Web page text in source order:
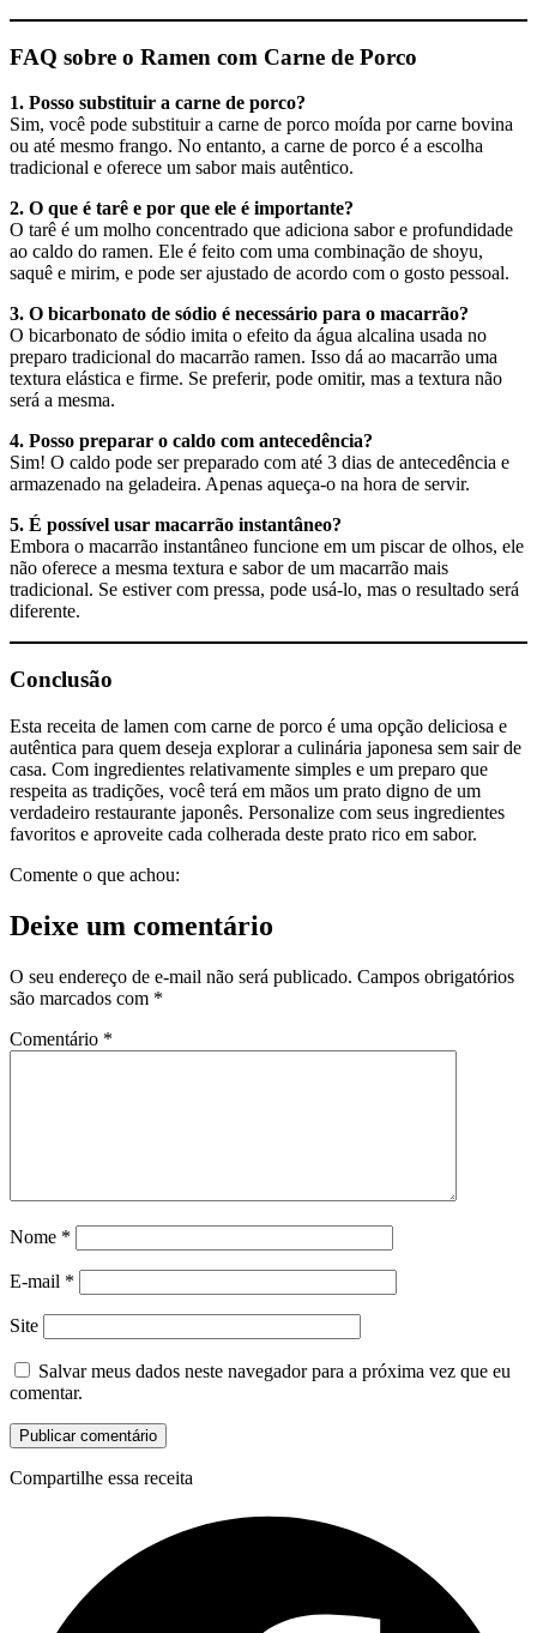
FAQ sobre o Ramen com Carne de Porco
1. Posso substituir a carne de porco?
Sim, você pode substituir a carne de porco moída por carne bovina
ou até mesmo frango. No entanto, a carne de porco é a escolha
tradicional e oferece um sabor mais autêntico.
2. O que é tarê e por que ele é importante?
O tarê é um molho concentrado que adiciona sabor e profundidade
ao caldo do ramen. Ele é feito com uma combinação de shoyu,
saquê e mirim, e pode ser ajustado de acordo com o gosto pessoal.
3. O bicarbonato de sódio é necessário para o macarrão?
O bicarbonato de sódio imita o efeito da água alcalina usada no
preparo tradicional do macarrão ramen. Isso dá ao macarrão uma
textura elástica e firme. Se preferir, pode omitir, mas a textura não
será a mesma.
4. Posso preparar o caldo com antecedência?
Sim! O caldo pode ser preparado com até 3 dias de antecedência e
armazenado na geladeira. Apenas aqueça-o na hora de servir.
5. É possível usar macarrão instantâneo?
Embora o macarrão instantâneo funcione em um piscar de olhos, ele
não oferece a mesma textura e sabor de um macarrão mais
tradicional. Se estiver com pressa, pode usá-lo, mas o resultado será
diferente.
Conclusão
Esta receita de lamen com carne de porco é uma opção deliciosa e
autêntica para quem deseja explorar a culinária japonesa sem sair de
casa. Com ingredientes relativamente simples e um preparo que
respeita as tradições, você terá em mãos um prato digno de um
verdadeiro restaurante japonês. Personalize com seus ingredientes
favoritos e aproveite cada colherada deste prato rico em sabor.
Comente o que achou:
Deixe um comentário
O seu endereço de e-mail não será publicado. Campos obrigatórios
são marcados com *
Comentário *
Nome *
E-mail *
Site
Salvar meus dados neste navegador para a próxima vez que eu
comentar.
Compartilhe essa receita